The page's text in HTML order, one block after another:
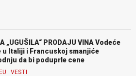
„UGUŠILA“ PRODAJU VINA Vodeće
u Italiji i Francuskoj smanjiće
da bi poduprle cene
VESTI